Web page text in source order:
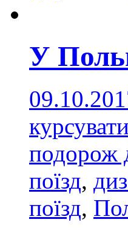
У
подорож
поїзд,
поїзд,